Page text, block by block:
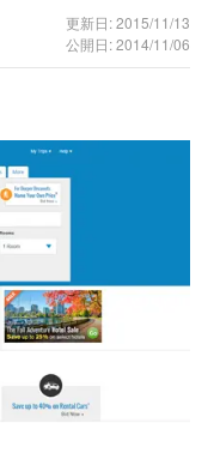
更新日: 2015/11/13
公開日: 2014/11/06